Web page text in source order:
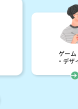
歯科衛